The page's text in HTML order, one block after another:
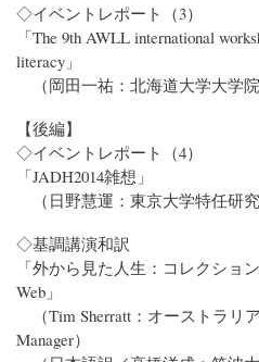
◇イベントレポート（3）
「The 9th AWLL international
literacy」
（岡田一祐：北海道大学大学院
【後編】
◇イベントレポート（4）
「JADH2014雑想」
（日野慧運：東京大学特任研究
◇基調講演和訳
「外から見た人生：コレクショ
Web」
（Tim Sherratt：オーストラリ
Manager）